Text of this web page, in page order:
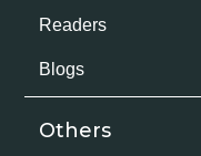
Readers
Blogs
Others